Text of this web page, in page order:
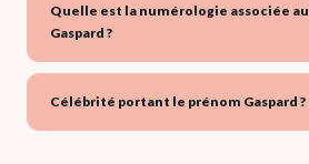
Quelle est la numérologie associée
Gaspard ?
Célébrité portant le prénom Gaspard ?